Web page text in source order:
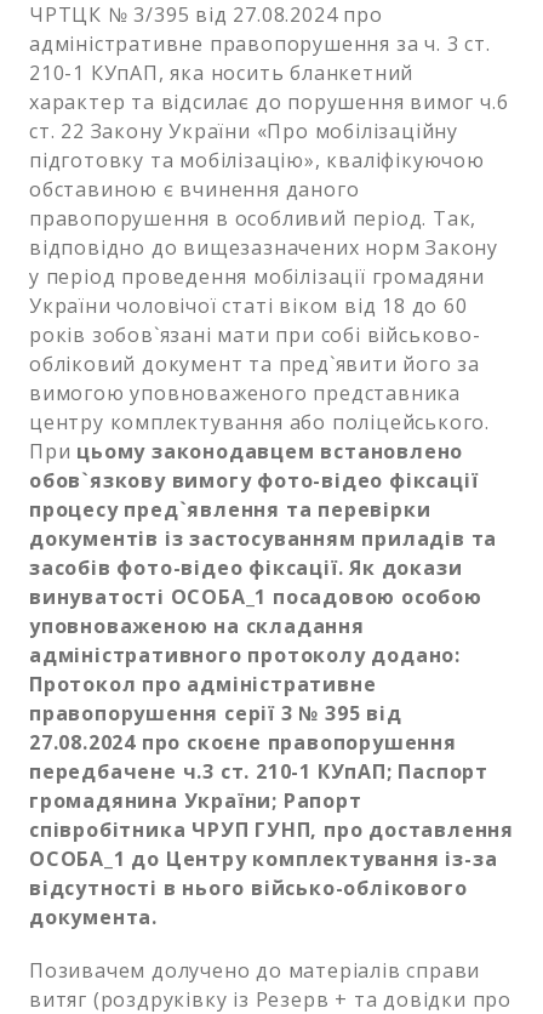
ЧРТЦК № 3/395 від 27.08.2024 про
адміністративне правопорушення за ч. 3 ст.
210-1 КУпАП, яка носить бланкетний
характер та відсилає до порушення вимог ч.6
ст. 22 Закону України «Про мобілізаційну
підготовку та мобілізацію», кваліфікуючою
обставиною є вчинення даного
правопорушення в особливий період. Так,
відповідно до вищезазначених норм Закону
у період проведення мобілізації громадяни
України чоловічої статі віком від 18 до 60
років зобов`язані мати при собі військово-
обліковий документ та пред`явити його за
вимогою уповноваженого представника
центру комплектування або поліцейського.
При цьому законодавцем встановлено
обов`язкову вимогу фото-відео фіксації
процесу пред`явлення та перевірки
документів із застосуванням приладів та
засобів фото-відео фіксації. Як докази
винуватості ОСОБА_1 посадовою особою
уповноваженою на складання
адміністративного протоколу додано:
Протокол про адміністративне
правопорушення серії 3 № 395 від
27.08.2024 про скоєне правопорушення
передбачене ч.3 ст. 210-1 КУпАП; Паспорт
громадянина України; Рапорт
співробітника ЧРУП ГУНП, про доставлення
ОСОБА_1 до Центру комплектування із-за
відсутності в нього військо-облікового
документа.
Позивачем долучено до матеріалів справи
витяг (роздруківку із Резерв + та довідки про